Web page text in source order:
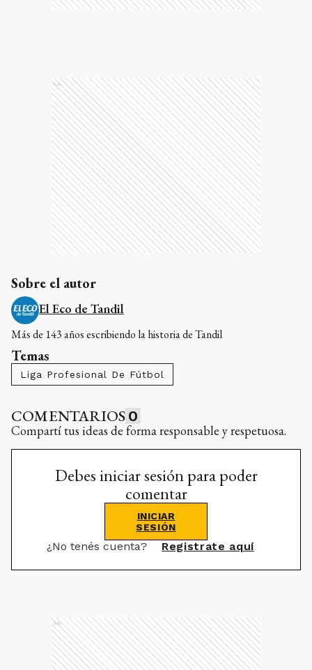
Ads
Sobre el autor
El Eco de Tandil
Más de 143 años escribiendo la historia de Tandil
Temas
Liga Profesional De Fútbol
COMENTARIOS 0
Compartí tus ideas de forma responsable y respetuosa.
Debes iniciar sesión para poder
comentar
INICIAR
SESIÓN
¿No tenés cuenta? Registrate aquí
Ads